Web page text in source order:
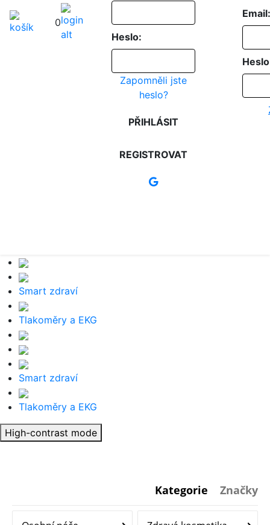
0
Heslo:
Zapomněli jste
heslo?
PŘIHLÁSIT
REGISTROVAT
Email:
Smart zdraví
Tlakoměry a EKG
Smart zdraví
Tlakoměry a EKG
High-contrast mode
Kategorie Značky